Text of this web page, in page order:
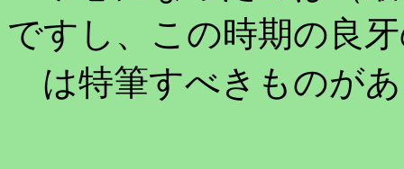
ですし、この時期の良
は特筆すべきものが